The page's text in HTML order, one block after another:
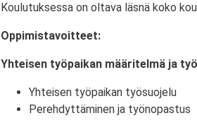
Koulutuksessa on oltava läsnä koko
Oppimistavoitteet:
Yhteisen työpaikan määritelmä ja
Yhteisen työpaikan työsuojelu
Perehdyttäminen ja työnopastus